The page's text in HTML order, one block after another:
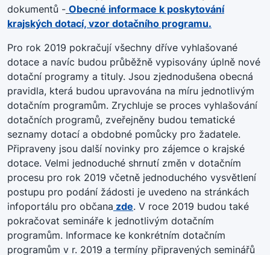
dokumentů - Obecné informace k poskytování
krajských dotací, vzor dotačního programu.
Pro rok 2019 pokračují všechny dříve vyhlašované
dotace a navíc budou průběžně vypisovány úplně nové
dotační programy a tituly. Jsou zjednodušena obecná
pravidla, která budou upravována na míru jednotlivým
dotačním programům. Zrychluje se proces vyhlašování
dotačních programů, zveřejněny budou tematické
seznamy dotací a obdobné pomůcky pro žadatele.
Připraveny jsou další novinky pro zájemce o krajské
dotace. Velmi jednoduché shrnutí změn v dotačním
procesu pro rok 2019 včetně jednoduchého vysvětlení
postupu pro podání žádosti je uvedeno na stránkách
infoportálu pro občana zde. V roce 2019 budou také
pokračovat semináře k jednotlivým dotačním
programům. Informace ke konkrétním dotačním
programům v r. 2019 a termíny připravených seminářů